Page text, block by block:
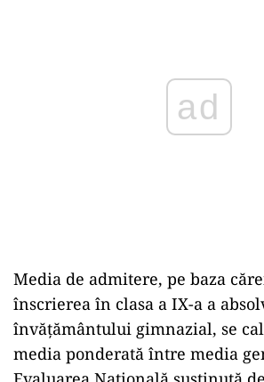
ad
Media de admitere, pe baza
înscrierea în clasa a IX-a a
învățământului gimnazial, se
media ponderată între media